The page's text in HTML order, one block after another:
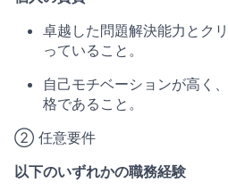
卓越した問題解決能力とク
っていること。
自己モチベーションが高く
格であること。
② 任意要件
以下のいずれかの職務経験